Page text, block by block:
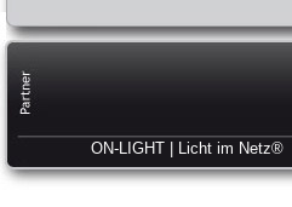
ON-LIGHT | Licht im Netz®